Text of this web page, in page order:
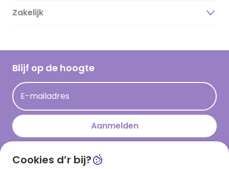
Duurzaamheid
Hallmark Kaartclub
Acties
Persberichten
Hallmark en Kinderpostzegels
Magazine
Cadeau inspiratie
Kaartinspiratie
Zakelijk
Blijf op de hoogte
E-mailadres
Aanmelden
Download onze app
Cookies d’r bij?